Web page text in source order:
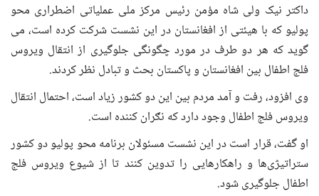
داکتر نیک ولی شاه مؤمن رئیس مرکز ملی عملیاتی اضطراری محو
پولیو که با هیئتی از افغانستان در این نشست شرکت کرده است، می
گوید که هر دو طرف در مورد چگونگی جلوگیری از انتقال ویروس
فلج اطفال بین افغانستان و پاکستان بحث و تبادل نظر کردند.
وی افزود، رفت و آمد مردم بین این دو کشور زیاد است، احتمال انتقال
ویروس فلج اطفال وجود دارد که نګران کننده است.
او گفت، قرار است در این نشست مسئولان برنامه محو پولیو دو کشور
ستراتیژی‌ها و راهکارهایی را تدوین کنند تا از شیوع ویروس فلج
اطفال جلوگیری شود.